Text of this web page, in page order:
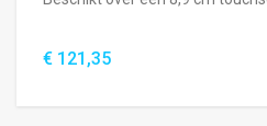
€ 121,35